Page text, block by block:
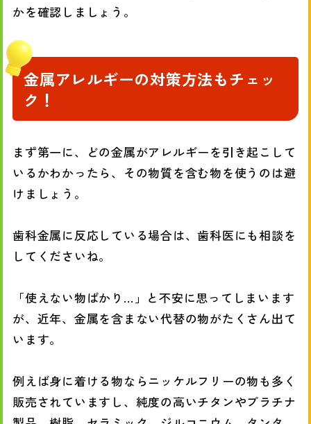
かを確認しましょう。
金属アレルギーの対策方法もチェッ
ク！
まず第一に、どの金属がアレルギーを引き起こして
いるかわかったら、その物質を含む物を使うのは避
けましょう。
歯科金属に反応している場合は、歯科医にも相談を
してくださいね。
「使えない物ばかり…」と不安に思ってしまいます
が、近年、金属を含まない代替の物がたくさん出て
います。
例えば身に着ける物ならニッケルフリーの物も多く
販売されていますし、純度の高いチタンやプラチナ